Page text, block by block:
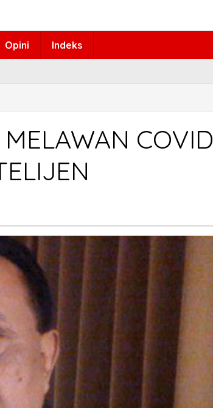
Opini Indeks
COVID